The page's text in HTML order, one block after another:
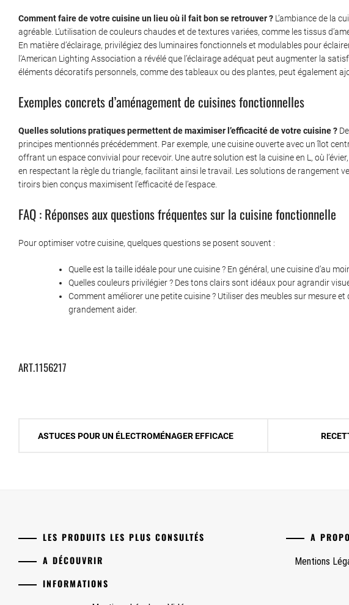
Comment faire de votre cuisine un lieu où il fait bon se retrouver ? L’ambiance de la
agréable. L’utilisation de couleurs chaudes et de textures variées, comme les tissus
En matière d’éclairage, privilégiez des luminaires fonctionnels et modulables pour
l’American Lighting Association a révélé que l’éclairage adéquat peut augmenter la
éléments décoratifs personnels, comme des tableaux ou des plantes, peut également
Exemples concrets d’aménagement de cuisines fonctionnelles
Quelles solutions pratiques permettent de maximiser l’efficacité de votre cuisine ?
principes mentionnés précédemment. Par exemple, une cuisine ouverte avec un îlot
offrant un espace convivial pour recevoir. Une autre solution est la cuisine en L, où
en respectant la règle du triangle, facilitant ainsi le travail. Les solutions de rangement
tiroirs bien conçus maximisent l’efficacité de l’espace.
FAQ : Réponses aux questions fréquentes sur la cuisine fonctionnelle
Pour optimiser votre cuisine, quelques questions se posent souvent :
Quelle est la taille idéale pour une cuisine ? En général, une cuisine d’au
Quelles couleurs privilégier ? Des tons clairs sont idéaux pour agrandir
Comment améliorer une petite cuisine ? Utiliser des meubles sur mesure
grandement aider.
ART.1156217
ASTUCES POUR UN ÉLECTROMÉNAGER EFFICACE
LES PRODUITS LES PLUS CONSULTÉS
A DÉCOUVRIR
INFORMATIONS
A
Mentions